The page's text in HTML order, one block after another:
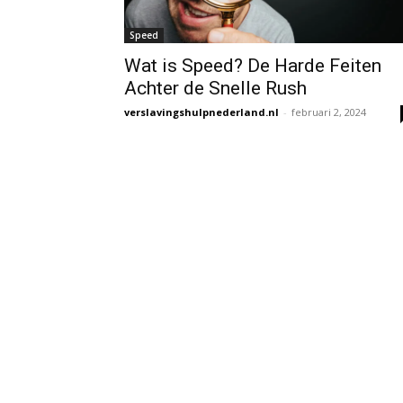
Speed
Wat is Speed? De Harde Feiten
Achter de Snelle Rush
verslavingshulpnederland.nl - februari 2, 2024